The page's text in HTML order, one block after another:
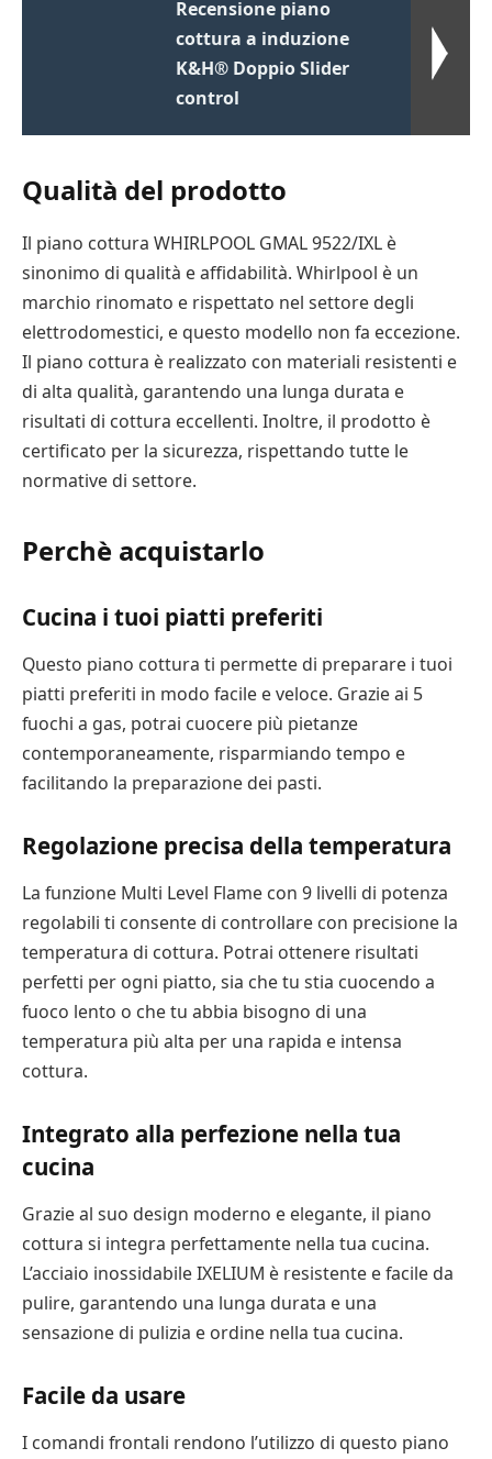
Recensione piano
cottura a induzione
K&H® Doppio Slider
control
Qualità del prodotto
Il piano cottura WHIRLPOOL GMAL 9522/IXL è
sinonimo di qualità e affidabilità. Whirlpool è un
marchio rinomato e rispettato nel settore degli
elettrodomestici, e questo modello non fa eccezione.
Il piano cottura è realizzato con materiali resistenti e
di alta qualità, garantendo una lunga durata e
risultati di cottura eccellenti. Inoltre, il prodotto è
certificato per la sicurezza, rispettando tutte le
normative di settore.
Perchè acquistarlo
Cucina i tuoi piatti preferiti
Questo piano cottura ti permette di preparare i tuoi
piatti preferiti in modo facile e veloce. Grazie ai 5
fuochi a gas, potrai cuocere più pietanze
contemporaneamente, risparmiando tempo e
facilitando la preparazione dei pasti.
Regolazione precisa della temperatura
La funzione Multi Level Flame con 9 livelli di potenza
regolabili ti consente di controllare con precisione la
temperatura di cottura. Potrai ottenere risultati
perfetti per ogni piatto, sia che tu stia cuocendo a
fuoco lento o che tu abbia bisogno di una
temperatura più alta per una rapida e intensa
cottura.
Integrato alla perfezione nella tua
cucina
Grazie al suo design moderno e elegante, il piano
cottura si integra perfettamente nella tua cucina.
L’acciaio inossidabile IXELIUM è resistente e facile da
pulire, garantendo una lunga durata e una
sensazione di pulizia e ordine nella tua cucina.
Facile da usare
I comandi frontali rendono l’utilizzo di questo piano